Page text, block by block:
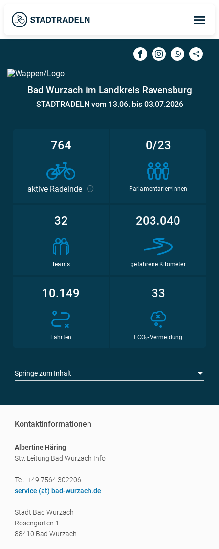
Bad Wurzach im Landkreis Ravensburg
STADTRADELN vom 13.06. bis 03.07.2026
764
aktive Radelnde
0/23
Parlamentarier*innen
32
Teams
203.040
gefahrene Kilometer
10.149
Fahrten
33
t CO2-Vermeidung
Springe zum Inhalt
Kontaktinformationen
Albertine Häring
Stv. Leitung Bad Wurzach Info
Tel.: +49 7564 302206
service (at) bad-wurzach.de
Stadt Bad Wurzach
Rosengarten 1
88410 Bad Wurzach